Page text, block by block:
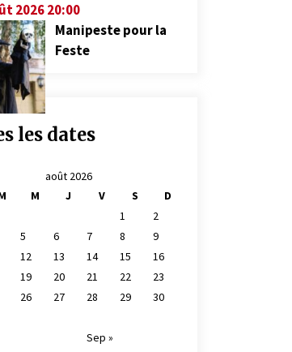
2026 20:00
Manipeste pour la
Feste
les dates
août 2026
M J V S
D
1
2
5 6 7 8
9
12 13 14 15
16
19 20 21 22
23
26 27 28 29
30
Sep »